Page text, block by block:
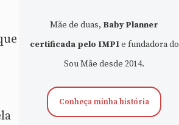
Mãe de duas, Baby Planner
certificada pelo IMPIe fundadora do
Sou Mãe desde 2014.
Conheça minha história